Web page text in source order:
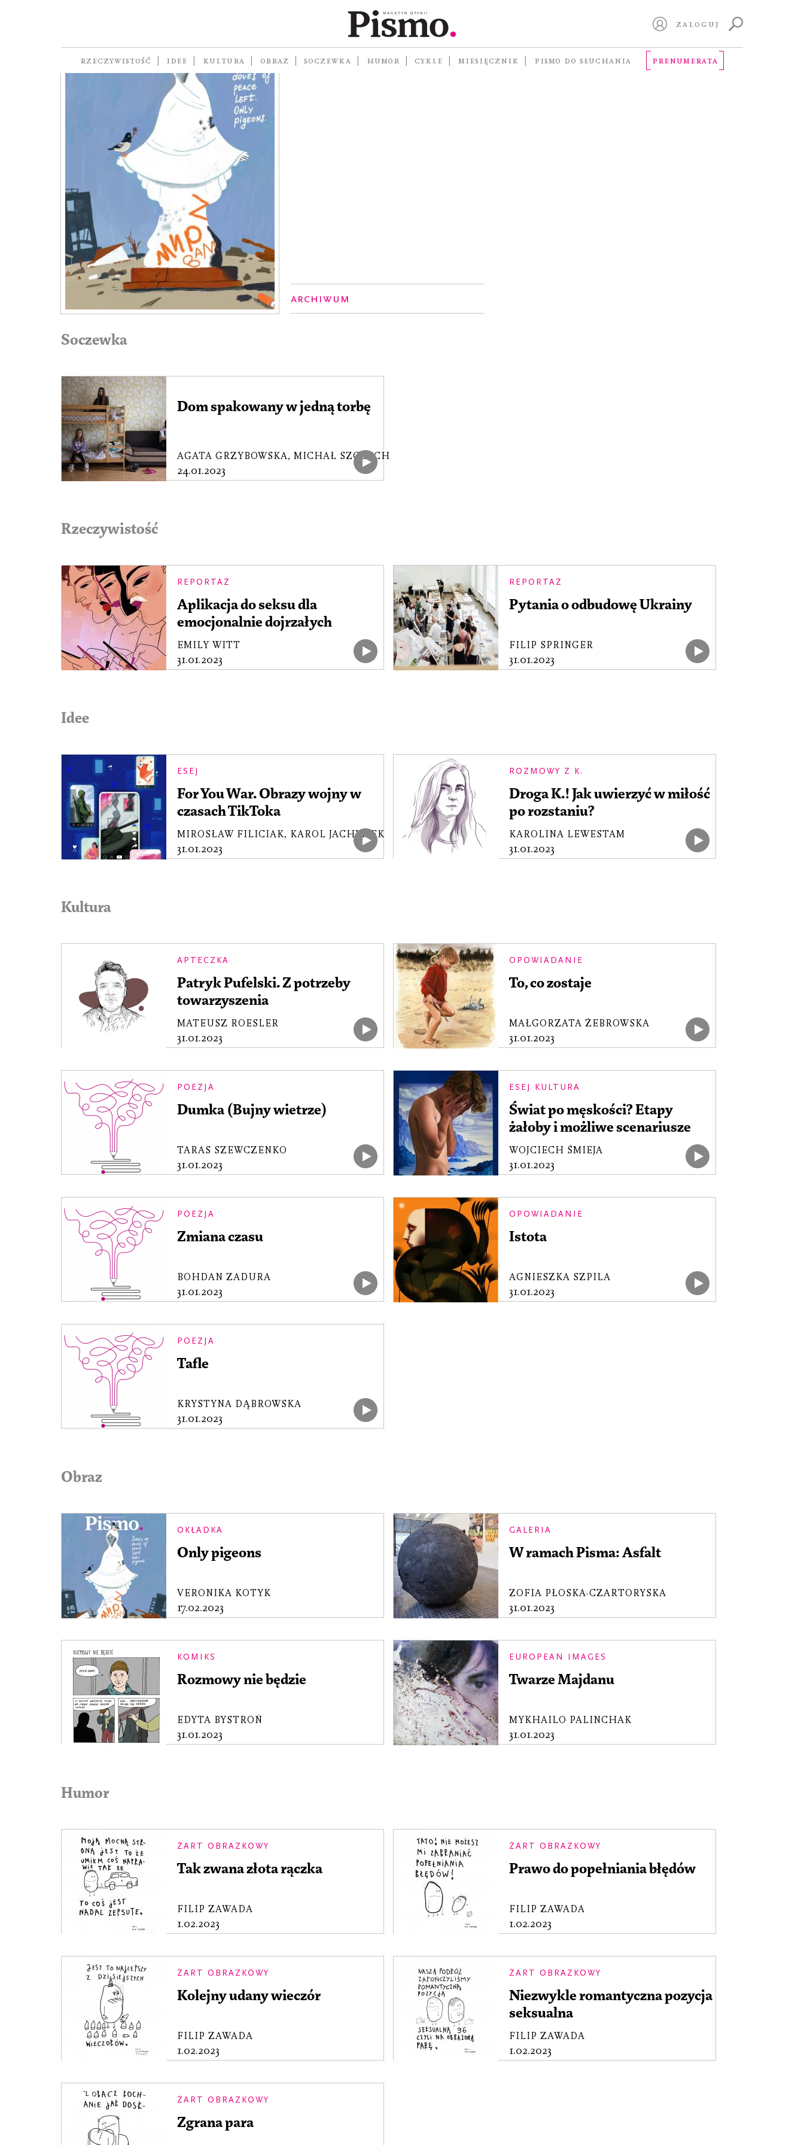
ZALOGUJ
RZECZYWISTOŚĆ IDEE KULTURA OBRAZ SOCZEWKA HUMOR CYKLE MIESIĘCZNIK PISMO DO SŁUCHANIA PRENUMERATA
#62
Archiwum
Soczewka
Dom spakowany w jedną torbę
AGATA GRZYBOWSKA, MICHAŁ SZCZĘCH
24.01.2023
Rzeczywistość
REPORTAŻ
Aplikacja do seksu dla
emocjonalnie dojrzałych
EMILY WITT
31.01.2023
REPORTAŻ
Pytania o odbudowę Ukrainy
FILIP SPRINGER
31.01.2023
Idee
ESEJ
For You War. Obrazy wojny w
czasach TikToka
MIROSŁAW FILICIAK, KAROL JACHYMEK
31.01.2023
ROZMOWY Z K.
Droga K.! Jak uwierzyć w miłość
po rozstaniu?
KAROLINA LEWESTAM
31.01.2023
Kultura
APTECZKA
Patryk Pufelski. Z potrzeby
towarzyszenia
MATEUSZ ROESLER
31.01.2023
OPOWIADANIE
To, co zostaje
MAŁGORZATA ŻEBROWSKA
31.01.2023
POEZJA
Dumka (Bujny wietrze)
TARAS SZEWCZENKO
31.01.2023
ESEJ KULTURA
Świat po męskości? Etapy
żałoby i możliwe scenariusze
WOJCIECH ŚMIEJA
31.01.2023
POEZJA
Zmiana czasu
BOHDAN ZADURA
31.01.2023
OPOWIADANIE
Istota
AGNIESZKA SZPILA
31.01.2023
POEZJA
Tafle
KRYSTYNA DĄBROWSKA
31.01.2023
Obraz
OKŁADKA
Only pigeons
VERONIKA KOTYK
17.02.2023
GALERIA
W ramach Pisma: Asfalt
ZOFIA PŁOSKA-CZARTORYSKA
31.01.2023
KOMIKS
Rozmowy nie będzie
EDYTA BYSTROŃ
31.01.2023
EUROPEAN IMAGES
Twarze Majdanu
MYKHAILO PALINCHAK
31.01.2023
Humor
ŻART OBRAZKOWY
Tak zwana złota rączka
FILIP ZAWADA
1.02.2023
ŻART OBRAZKOWY
Prawo do popełniania błędów
FILIP ZAWADA
1.02.2023
ŻART OBRAZKOWY
Kolejny udany wieczór
FILIP ZAWADA
1.02.2023
ŻART OBRAZKOWY
Niezwykle romantyczna pozycja
seksualna
FILIP ZAWADA
1.02.2023
ŻART OBRAZKOWY
Zgrana para